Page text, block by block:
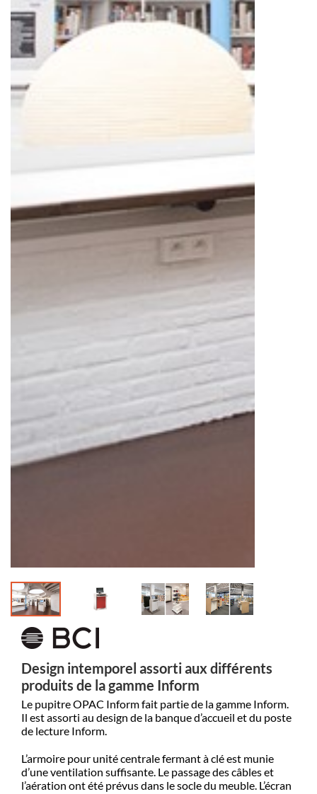
Design intemporel assorti aux différents
produits de la gamme Inform
Le pupitre OPAC Inform fait partie de la gamme Inform.
Il est assorti au design de la banque d’accueil et du poste
de lecture Inform.
L’armoire pour unité centrale fermant à clé est munie
d’une ventilation suffisante. Le passage des câbles et
l’aération ont été prévus dans le socle du meuble. L’écran